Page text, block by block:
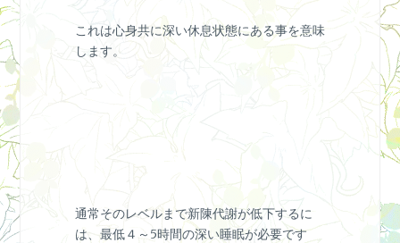
これは心身共に深い休息状態にある事を意味
します。
通常そのレベルまで新陳代謝が低下するに
は、最低４～5時間の深い睡眠が必要です